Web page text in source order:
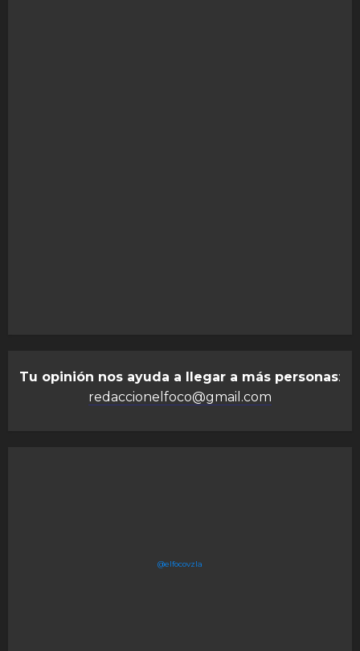
Tu opinión nos ayuda a llegar a más personas:
redaccionelfoco@gmail.com
@elfocovzla